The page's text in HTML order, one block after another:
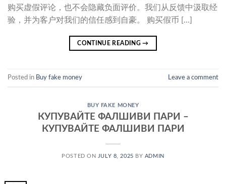
购买虚假评论，也不会隐藏负面评价。我们从反馈中汲取经
验，并为客户对我们的信任感到自豪。 购买假币 […]
CONTINUE READING→
Posted in Buy fake money Leave a comment
BUY FAKE MONEY
КУПУВАЙТЕ ФАЛШИВИ ПАРИ –
КУПУВАЙТЕ ФАЛШИВИ ПАРИ
POSTED ON JULY 8, 2025 BY ADMIN